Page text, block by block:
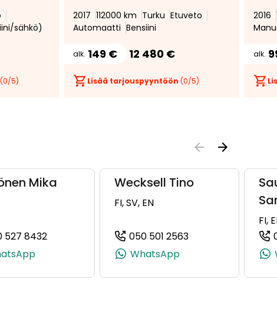
sähkö)
(0/5)
Irrotettava vetokoukku *
Pysäköintitutka *
2017 112000 km Turku Etuveto
Automaatti Bensiini
alk. 149 € 12 480 €
Lisää tarjouspyyntöön (0/5)
2016
alk.
+358 50 407 2463)
Mika
527 8432
(+358505278432, 0505278432, +358 50 527
Wecksell Tino
FI, SV, EN
050 501 2563
(+358505012563,
WhatsApp
FI,